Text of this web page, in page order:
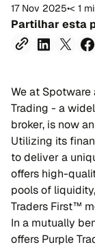
17 Nov 2025•< 1
Partilhar esta
We at
Trading - a
broker, is now
Utilizing its
to deliver a
offers high-
pools of
Traders First™
In a mutually
offers Purple